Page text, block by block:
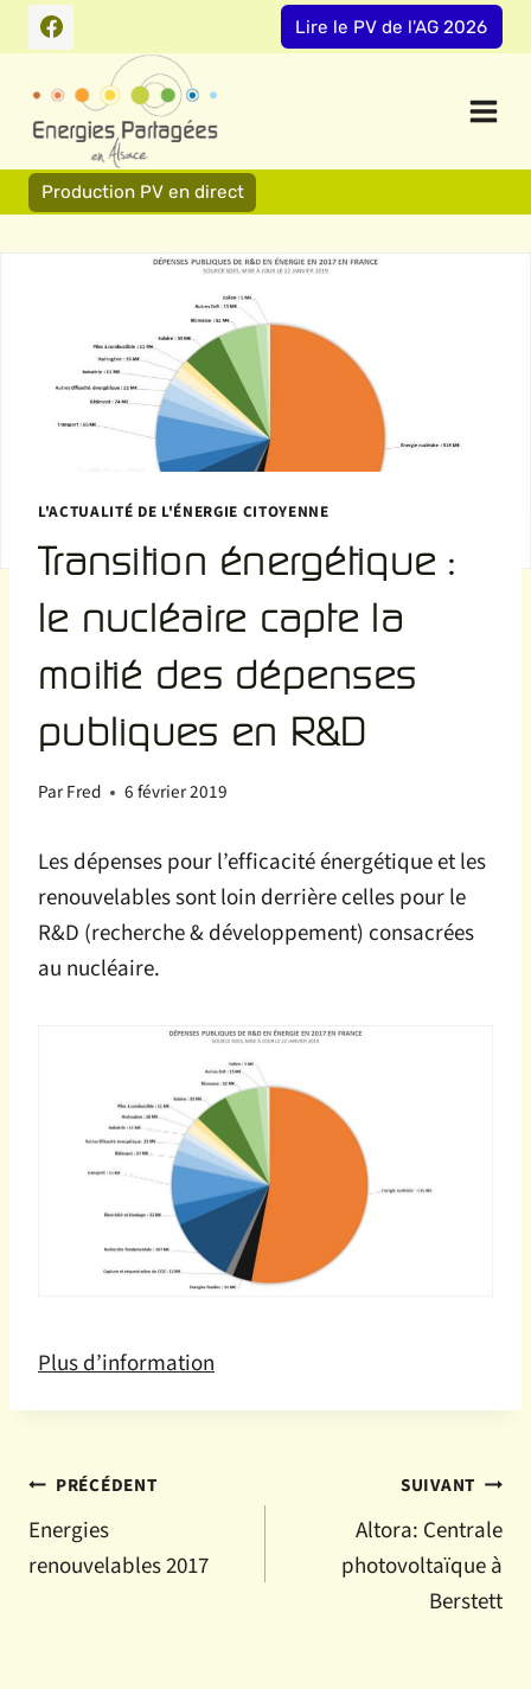
Aller
au
contenu
Lire le PV de l'AG 2026
Production PV en direct
L'ACTUALITÉ DE L'ÉNERGIE CITOYENNE
Transition énergétique :
le nucléaire capte la
moitié des dépenses
publiques en R&D
Par Fred 6 février 2019
Les dépenses pour l’efficacité énergétique et les
renouvelables sont loin derrière celles pour le
R&D (recherche & développement) consacrées
au nucléaire.
Plus d’information
Navigation
de
PRÉCÉDENT
Energies
renouvelables 2017
SUIVANT
Altora: Centrale
photovoltaïque à
Berstett